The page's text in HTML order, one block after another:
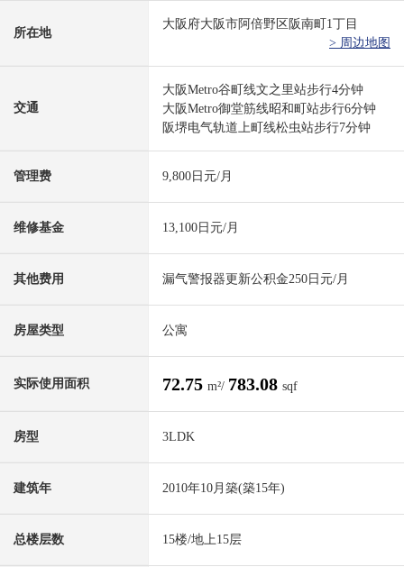
所在地
大阪府大阪市阿倍野区阪南町1丁目
> 周边地图
交通
大阪Metro谷町线文之里站步行4分钟
大阪Metro御堂筋线昭和町站步行6分钟
阪堺电气轨道上町线松虫站步行7分钟
管理费 9,800日元/月
维修基金 13,100日元/月
其他费用 漏气警报器更新公积金250日元/月
房屋类型 公寓
实际使用面积 72.75 m²/ 783.08 sqf
房型 3LDK
建筑年 2010年10月築(築15年)
总楼层数 15楼/地上15层